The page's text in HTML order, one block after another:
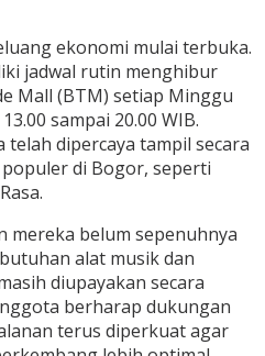
ekonomi mulai terbuka.
jadwal rutin menghibur
Mall (BTM) setiap Minggu
sampai 20.00 WIB.
dipercaya tampil secara
di Bogor, seperti
mereka belum sepenuhnya
alat musik dan
diupayakan secara
berharap dukungan
terus diperkuat agar